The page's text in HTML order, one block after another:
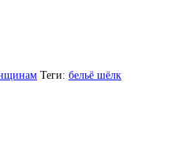
Теги: бельё шёлк